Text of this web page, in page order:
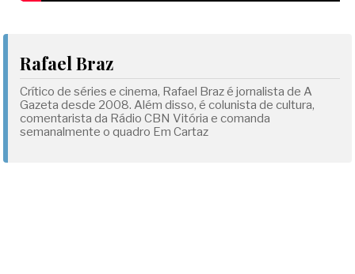
Rafael Braz
Crítico de séries e cinema, Rafael Braz é jornalista de A
Gazeta desde 2008. Além disso, é colunista de cultura,
comentarista da Rádio CBN Vitória e comanda
semanalmente o quadro Em Cartaz